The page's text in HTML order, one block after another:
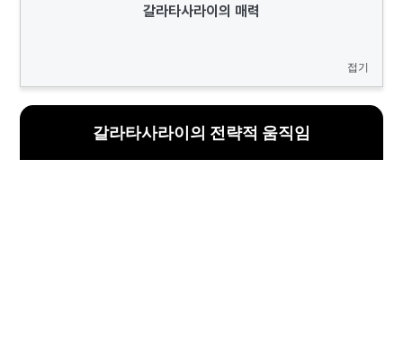
갈라타사라이의 매력
접기
갈라타사라이의 전략적 움직임